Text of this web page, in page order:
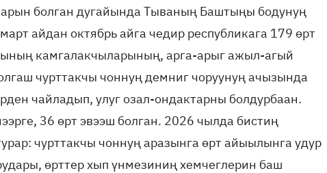
болган дугайында Тываның Баштыңы бодунуң
айдан октябрь айга чедир республикага 179 өрт
камгалакчыларының, арга-арыг ажыл-агый
чурттакчы чоннуң демниг чоруунуң ачызында
чайладып, улуг озал-ондактарны болдурбаан.
36 өрт эвээш болган. 2026 чылда бистиң
чурттакчы чоннуң аразынга өрт айыылынга удур
өрттер хып үнмезиниң хемчеглерин баш